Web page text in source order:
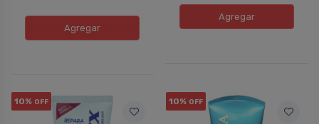
Agregar
Agregar
10% OFF 10% OFF